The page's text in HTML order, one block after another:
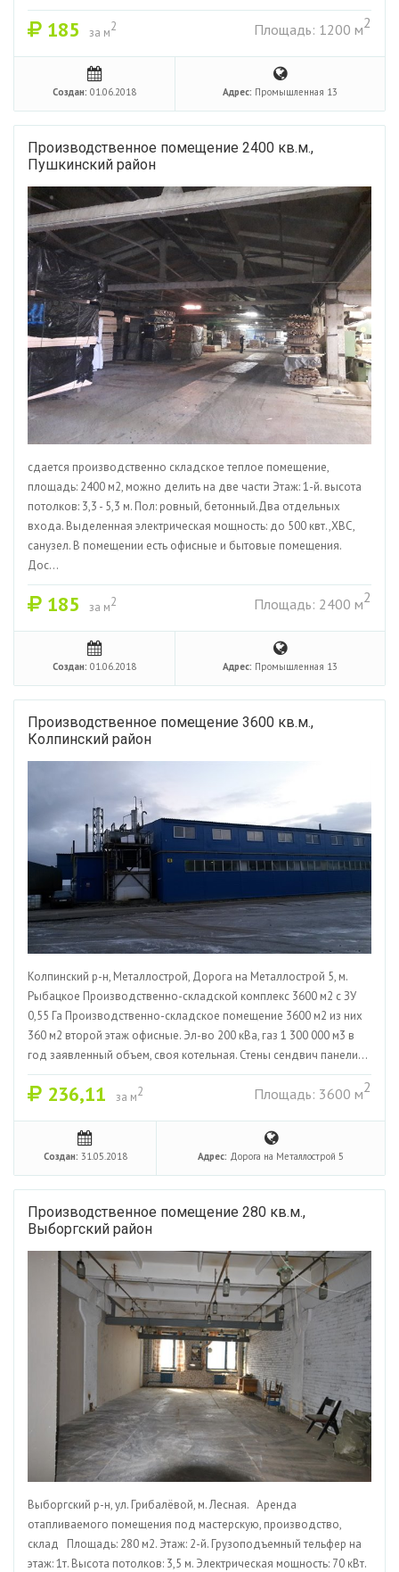
185 за м2 Площадь: 1200 м2
Создан: 01.06.2018 Адрес: Промышленная 13
Производственное помещение 2400 кв.м.,
Пушкинский район
сдается производственно складское теплое помещение,
площадь: 2400 м2, можно делить на две части Этаж: 1-й. высота
потолков: 3,3 - 5,3 м. Пол: ровный, бетонный.Два отдельных
входа. Выделенная электрическая мощность: до 500 квт.,ХВС,
санузел. В помещении есть офисные и бытовые помещения.
Дос...
185 за м2 Площадь: 2400 м2
Создан: 01.06.2018 Адрес: Промышленная 13
Производственное помещение 3600 кв.м.,
Колпинский район
Колпинский р-н, Металлострой, Дорога на Металлострой 5, м.
Рыбацкое Производственно-складской комплекс 3600 м2 с ЗУ
0,55 Га Производственно-складское помещение 3600 м2 из них
360 м2 второй этаж офисные. Эл-во 200 кВа, газ 1 300 000 м3 в
год заявленный объем, своя котельная. Стены сендвич панели...
236,11 за м2 Площадь: 3600 м2
Создан: 31.05.2018 Адрес: Дорога на Металлострой 5
Производственное помещение 280 кв.м.,
Выборгский район
Выборгский р-н, ул. Грибалёвой, м. Лесная. Аренда
отапливаемого помещения под мастерскую, производство,
склад Площадь: 280 м2. Этаж: 2-й. Грузоподъемный тельфер на
этаж: 1т. Высота потолков: 3,5 м. Электрическая мощность: 70 кВт.